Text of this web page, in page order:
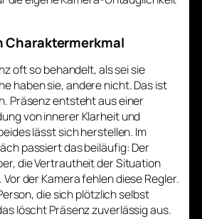
Charaktermerkmal
oft so behandelt, als sei sie
haben sie, andere nicht. Das ist
Präsenz entsteht aus einer
von innerer Klarheit und
lässt sich herstellen. Im
passiert das beiläufig: Der
die Vertrautheit der Situation
der Kamera fehlen diese Regler.
die sich plötzlich selbst
löscht Präsenz zuverlässig aus.